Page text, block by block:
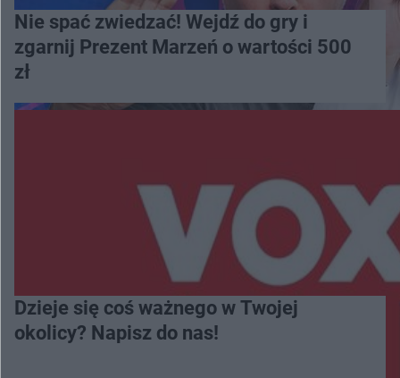
Nie spać zwiedzać! Wejdź do gry i
zgarnij Prezent Marzeń o wartości 500
zł
Dzieje się coś ważnego w Twojej
okolicy? Napisz do nas!